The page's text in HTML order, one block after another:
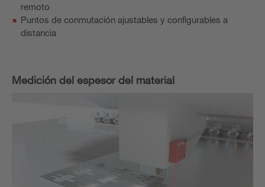
remoto
Puntos de conmutación ajustables y configurables a
distancia
Medición del espesor del material